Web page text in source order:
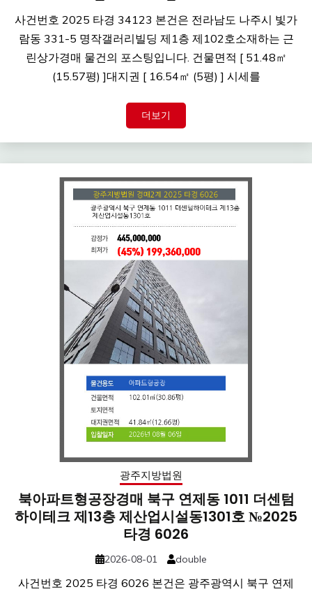
사건번호 2025 타경 34123 본건은 전라남도 나주시 빛가
람동 331-5 명작갤러리빌딩 제1층 제102호소재하는 근
린상가경매 물건의 포스팅입니다. 건물면적 [ 51.48㎡
(15.57평) ]대지권 [ 16.54㎡ (5평) ] 시세를
더보기
광주지방법원
북아파트형공장경매 북구 연제동 1011 더센텀
하이테크 제13층 제산업시설동1301호 №2025
타경 6026
2026-08-01 double
사건번호 2025 타경 6026 본건은 광주광역시 북구 연제